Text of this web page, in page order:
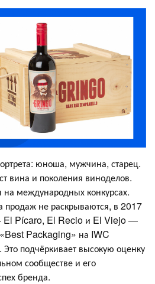
юноша, мужчина, старец.
вина и поколения виноделов.
международных конкурсах.
продаж не раскрываются, в 2017
El Pícaro, El Recio и El Viejo —
Packaging» на IWC
подчёркивает высокую оценку
сообществе и его
бренда.